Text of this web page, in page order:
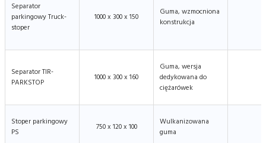
Separator
parkingowy Truck-
stoper
1000 x 300 x 150
Guma, wzmocniona
konstrukcja
Separator TIR-
PARKSTOP
1000 x 300 x 160
Guma, wersja
dedykowana do
ciężarówek
Stoper parkingowy
PS
750 x 120 x 100
Wulkanizowana
guma